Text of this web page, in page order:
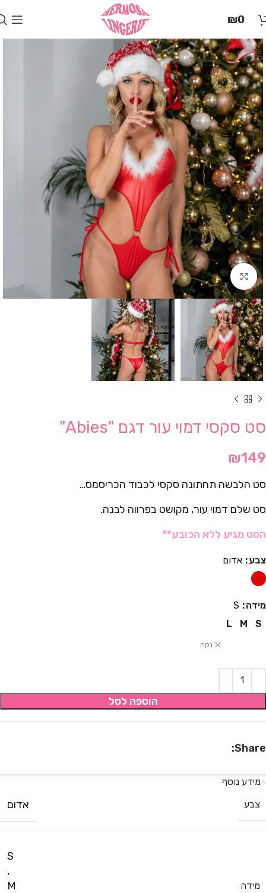
זֶה
מַעֲרֶכֶת
"המרכז
הישראלי
לְהַנְגָּשָׁת
אָתָרִים".
הַמְּסַיַּעַת
לִנְגִישׁוּת
הָאֲתָר.
לִפְתִיחַת
תַּפְרִיט
הֵנְּגִישׁוּת
לְחַץ
ALT+0
₪0
Click to enlarge
סט סקסי דמוי עור דגם "Abies"
₪149
סט הלבשה תחתונה סקסי לכבוד הכריסמס…
סט שלם דמוי עור, מקושט בפרווה לבנה.
הסט מגיע ללא הכובע**
צבע אדום
מידה
S
S
M
L
נקה
הוספה לסל
Share:
מידע נוסף
צבע
אדום
מידה
S
,
M